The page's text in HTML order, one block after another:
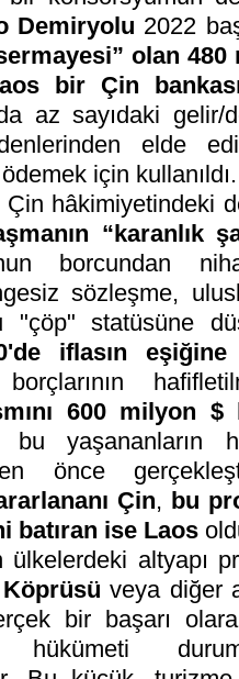
Demiryolu 2022
olan 480
bir Çin
az sayıdaki gelir/
elde
için kullanıldı.
Çin hâkimiyetindeki
“karanlık
borcundan
sözleşme,
"çöp" statüsüne
iflasın
borçlarının
600 milyon $
yaşananların
önce
Çin, bu
batıran ise Laos
altyapı
veya diğer
bir başarı
hükümeti